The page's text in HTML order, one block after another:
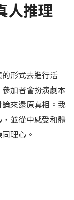
人推理
形式去進行活
加者會扮演劇本
來還原真相。我
並從中感受和體
理心。